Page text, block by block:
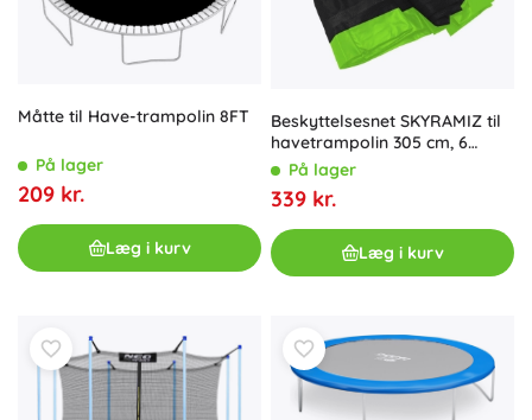
Måtte til Have-trampolin 8FT
På lager
209 kr.
Læg i kurv
Beskyttelsesnet SKYRAMIZ til
havetrampolin 305 cm, 6
tunneler – Grøn
På lager
339 kr.
Læg i kurv